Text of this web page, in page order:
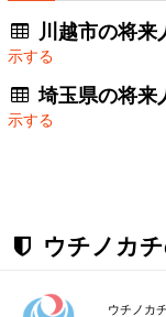
川越市の将
示する
埼玉県の将
示する
ウチノカ
ウチノカ